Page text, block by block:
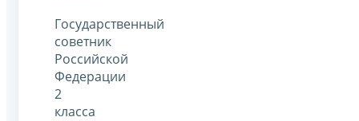
Государственный
советник
Российской
Федерации
2
класса